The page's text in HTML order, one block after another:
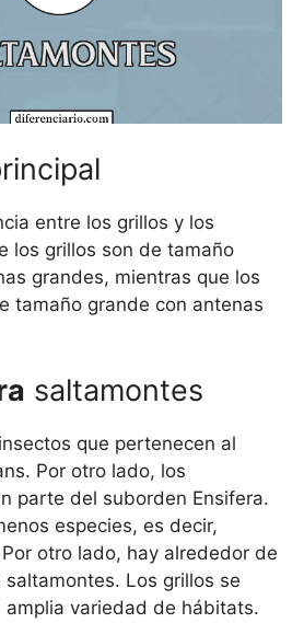
entre los grillos y los
los grillos son de tamaño
grandes, mientras que los
tamaño grande con antenas
saltamontes
que pertenecen al
Por otro lado, los
parte del suborden Ensifera.
especies, es decir,
otro lado, hay alrededor de
saltamontes. Los grillos se
amplia variedad de hábitats.